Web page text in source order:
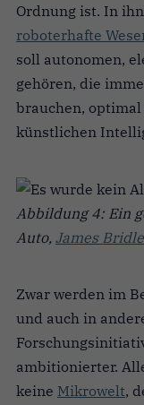
Ordnung ist. In
roboterhafte
soll autonomen,
gehören, die
brauchen,
künstlichen
Abbildung 4: Ein
Auto, James Bridle
Zwar werden im
und auch in
ambitionierter.
keine Mikrowelt,